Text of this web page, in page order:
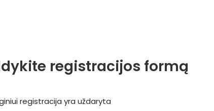
registracijos formą
registracija yra uždaryta